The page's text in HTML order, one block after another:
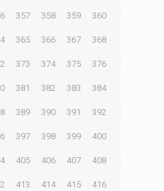
357 358 359 360
365 366 367 368
373 374 375 376
381 382 383 384
389 390 391 392
397 398 399 400
405 406 407 408
413 414 415 416